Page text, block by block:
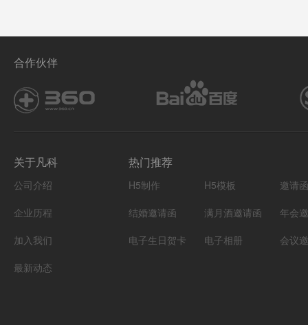
合作伙伴
关于凡科
公司介绍
企业历程
加入我们
最新动态
热门推荐
H5制作 H5模板
邀请
结婚邀请函
满月酒邀请函
年会
电子生日贺卡
电子相册 会议